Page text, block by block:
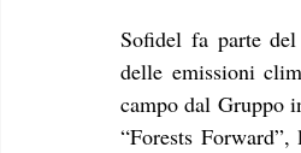
Sofidel fa parte
delle emissioni
campo dal Gruppo
“Forests